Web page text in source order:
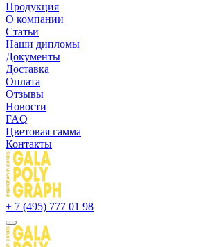
Продукция
О компании
Статьи
Наши дипломы
Документы
Доставка
Оплата
Отзывы
Новости
FAQ
Цветовая гамма
Контакты
+ 7 (495) 777 01 98